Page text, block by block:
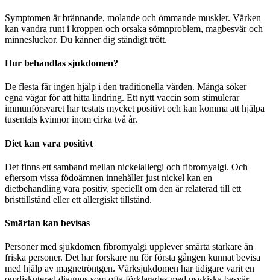
Symptomen är brännande, molande och ömmande muskler. Värken
kan vandra runt i kroppen och orsaka sömnproblem, magbesvär och
minnesluckor. Du känner dig ständigt trött.
Hur behandlas sjukdomen?
De flesta får ingen hjälp i den traditionella vården. Många söker
egna vägar för att hitta lindring. Ett nytt vaccin som stimulerar
immunförsvaret har testats mycket positivt och kan komma att hjälpa
tusentals kvinnor inom cirka två år.
Diet kan vara positivt
Det finns ett samband mellan nickelallergi och fibromyalgi. Och
eftersom vissa födoämnen innehåller just nickel kan en
dietbehandling vara positiv, speciellt om den är relaterad till ett
bristtillstånd eller ett allergiskt tillstånd.
Smärtan kan bevisas
Personer med sjukdomen fibromyalgi upplever smärta starkare än
friska personer. Det har forskare nu för första gången kunnat bevisa
med hjälp av magnetröntgen. Värksjukdomen har tidigare varit en